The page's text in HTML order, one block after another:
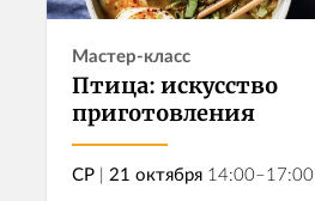
Мастер-класс
Птица: искусство
приготовления
СР | 21 октября 14:00–17:00